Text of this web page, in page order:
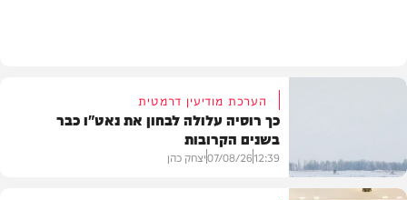
הערכת מודיעין דרמטית
כך רוסיה עלולה לבחון את נאט"ו כבר
בשנים הקרובות
12:39
07/08/26יצחק כהן